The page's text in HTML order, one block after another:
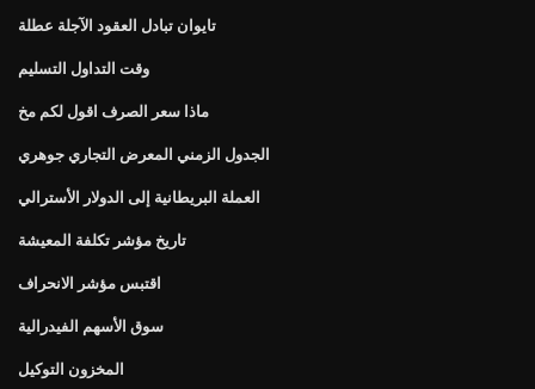
تايوان تبادل العقود الآجلة عطلة
وقت التداول التسليم
ماذا سعر الصرف اقول لكم مخ
الجدول الزمني المعرض التجاري جوهري
العملة البريطانية إلى الدولار الأسترالي
تاريخ مؤشر تكلفة المعيشة
اقتبس مؤشر الانحراف
سوق الأسهم الفيدرالية
المخزون التوكيل